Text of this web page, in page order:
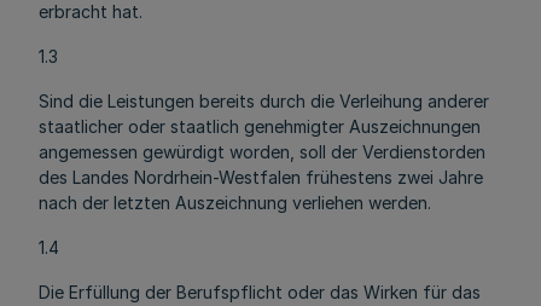
erbracht hat.
1.3
Sind die Leistungen bereits durch die Verleihung anderer
staatlicher oder staatlich genehmigter Auszeichnungen
angemessen gewürdigt worden, soll der Verdienstorden
des Landes Nordrhein-Westfalen frühestens zwei Jahre
nach der letzten Auszeichnung verliehen werden.
1.4
Die Erfüllung der Berufspflicht oder das Wirken für das